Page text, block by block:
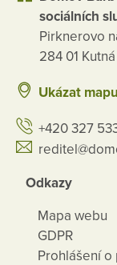
sociálních
Pirknerovo
284 01
Ukázat mapu
+420 327 533
Odkazy
Mapa webu
GDPR
Prohlášení